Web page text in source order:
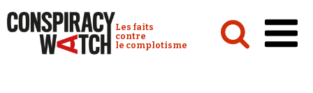
Conspiracy Watch :
Les faits
contre
le complotisme